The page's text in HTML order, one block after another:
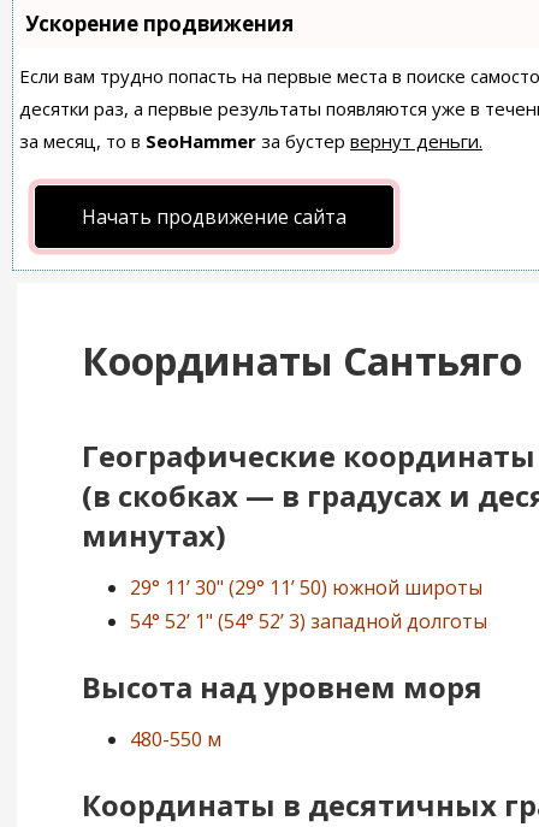
Ускорение продвижения
Если вам трудно попасть на первые места в поиске
десятки раз, а первые результаты появляются уже в
за месяц, то в SeoHammer за бустер вернут деньги.
Начать продвижение сайта
Координаты Сантьяго
Географические координаты
(в скобках — в градусах и
минутах)
29° 11’ 30" (29° 11’ 50) южной широты
54° 52’ 1" (54° 52’ 3) западной долготы
Высота над уровнем моря
480-550 м
Координаты в десятичных